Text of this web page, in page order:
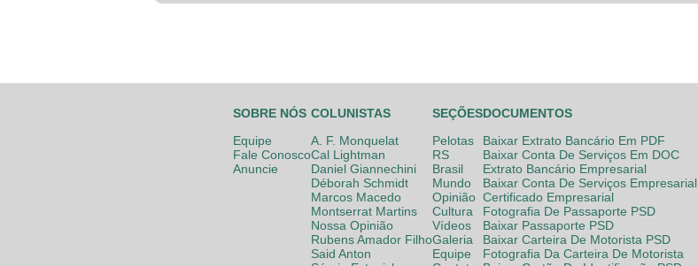
SOBRE NÓS
Equipe
Fale Conosco
Anuncie
COLUNISTAS
A. F. Monquelat
Cal Lightman
Daniel Giannechini
Déborah Schmidt
Marcos Macedo
Montserrat Martins
Nossa Opinião
Rubens Amador Filho
Said Anton
SEÇÕES
Pelotas
RS
Brasil
Mundo
Opinião
Cultura
Vídeos
Galeria
Equipe
DOCUMENTOS
Baixar Extrato Bancário Em PDF
Baixar Conta De Serviços Em DOC
Extrato Bancário Empresarial
Baixar Conta De Serviços Empresarial
Certificado Empresarial
Fotografia De Passaporte PSD
Baixar Passaporte PSD
Baixar Carteira De Motorista PSD
Fotografia Da Carteira De Motorista